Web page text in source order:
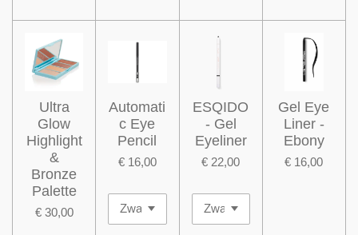
Ultra
Glow
Highlight
&
Bronze
Palette
€ 30,00
Automati
c Eye
Pencil
€ 16,00
ESQIDO
- Gel
Eyeliner
€ 22,00
Gel Eye
Liner -
Ebony
€ 16,00